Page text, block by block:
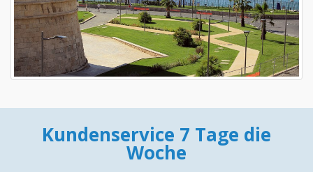
Kundenservice 7 Tage die
Woche